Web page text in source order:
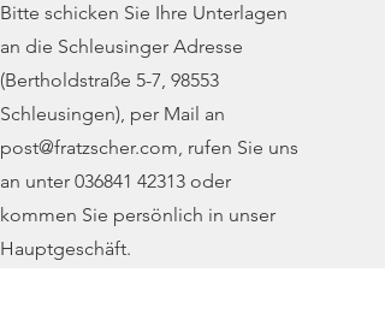
Bitte schicken Sie Ihre Unterlagen
an die Schleusinger Adresse
(Bertholdstraße 5-7, 98553
Schleusingen), per Mail an
post@fratzscher.com, rufen Sie uns
an unter 036841 42313 oder
kommen Sie persönlich in unser
Hauptgeschäft.